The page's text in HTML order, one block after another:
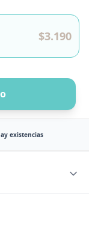
$3.190
existencias